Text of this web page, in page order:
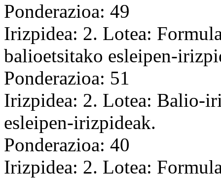
Ponderazioa: 49
Irizpidea: 2. Lotea:
balioetsitako esleipen-
Ponderazioa: 51
Irizpidea: 2. Lotea: Balio-
esleipen-irizpideak.
Ponderazioa: 40
Irizpidea: 2. Lotea: